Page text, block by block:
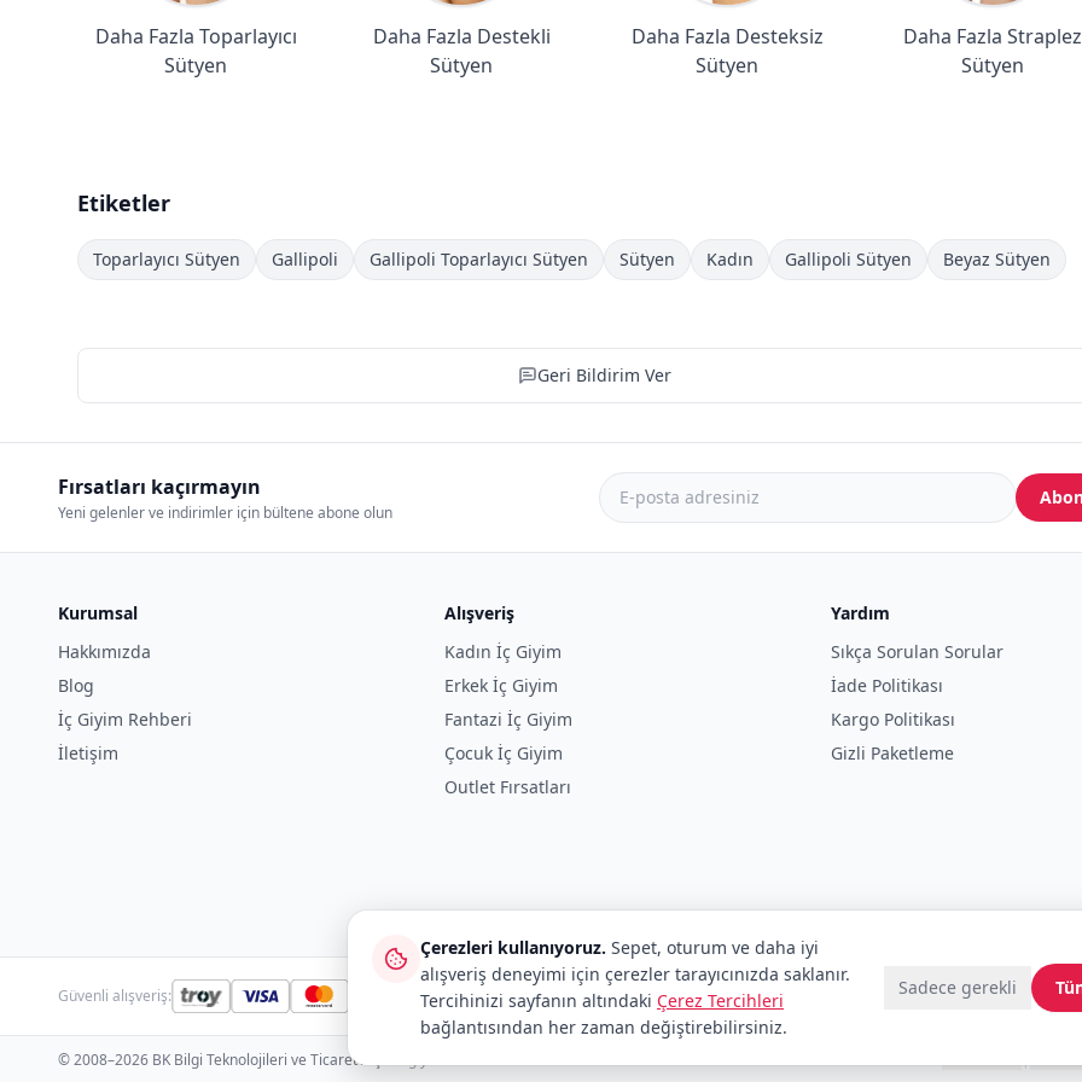
Daha Fazla Toparlayıcı
Sütyen
Daha Fazla Destekli
Sütyen
Daha Fazla Desteksiz
Sütyen
Daha Fazla Straplez
Sütyen
Etiketler
Toparlayıcı Sütyen Gallipoli Gallipoli Toparlayıcı Sütyen Sütyen Kadın Gallipoli Sütyen Beyaz Sütyen
Geri Bildirim Ver
Fırsatları kaçırmayın
Yeni gelenler ve indirimler için bültene abone olun
Kurumsal
Hakkımızda
Blog
İç Giyim Rehberi
İletişim
Alışveriş
Kadın İç Giyim
Erkek İç Giyim
Fantazi İç Giyim
Çocuk İç Giyim
Outlet Fırsatları
Yardım
Sıkça Sorulan Sorular
İade Politikası
Kargo Politikası
Gizli Paketleme
Güvenli alışveriş:
© 2008–2026 BK Bilgi Teknolojileri ve Ticaret A.Ş.
Çerezleri kullanıyoruz. Sepet, oturum ve daha iyi
alışveriş deneyimi için çerezler tarayıcınızda saklanır.
Tercihinizi sayfanın altındaki Çerez Tercihleri
bağlantısından her zaman değiştirebilirsiniz.
Sadece gerekli